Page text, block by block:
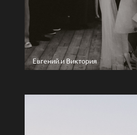
Евгений и Виктория